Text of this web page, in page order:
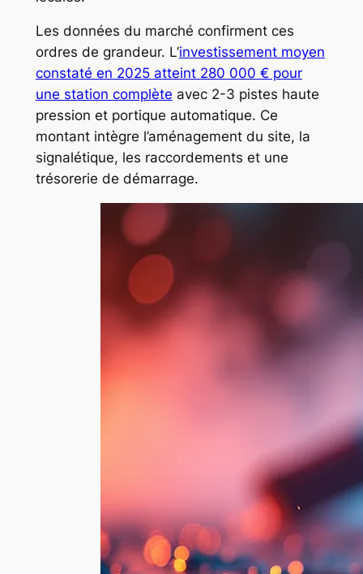
Les données du marché confirment ces
ordres de grandeur. L’investissement moyen
constaté en 2025 atteint 280 000 € pour
une station complète avec 2-3 pistes haute
pression et portique automatique. Ce
montant intègre l’aménagement du site, la
signalétique, les raccordements et une
trésorerie de démarrage.